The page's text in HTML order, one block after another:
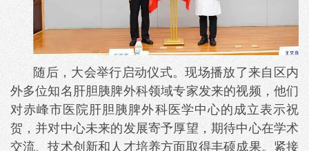
随后，大会举行启动仪式。现场播放了来自区内
外多位知名肝胆胰脾外科领域专家发来的视频，他们
对赤峰市医院肝胆胰脾外科医学中心的成立表示祝
贺，并对中心未来的发展寄予厚望，期待中心在学术
交流、技术创新和人才培养方面取得丰硕成果。紧接